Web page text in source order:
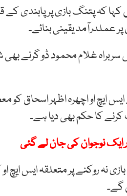
کہ پتنگ بازی پر پابندی کے
عملدرآمد یقینی بنائے۔
سربراہ غلام محمود ڈو گرنے
ایچ او اچھرہ اظہر اسحاق کو
کرنے کا حکم بھی دیا ہے۔
ایک نوجوان کی جان لے گئی
نہ روکنے پر متعلقہ ایس ایچ
گے۔